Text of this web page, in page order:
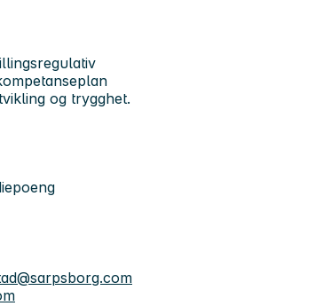
og trygghet.